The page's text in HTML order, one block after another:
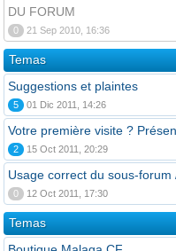
DU FORUM
0 21 Sep 2010, 16:36
Temas
Suggestions et plaintes
5 01 Dic 2011, 14:26
Votre première visite ?
2 15 Oct 2011, 20:29
Usage correct du sous-
0 12 Oct 2011, 17:30
Temas